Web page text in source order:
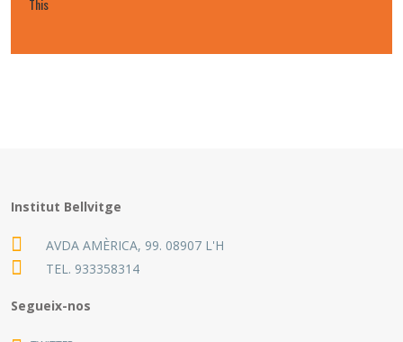
This
Institut Bellvitge
AVDA AMÈRICA, 99. 08907 L'H
TEL. 933358314
Segueix-nos